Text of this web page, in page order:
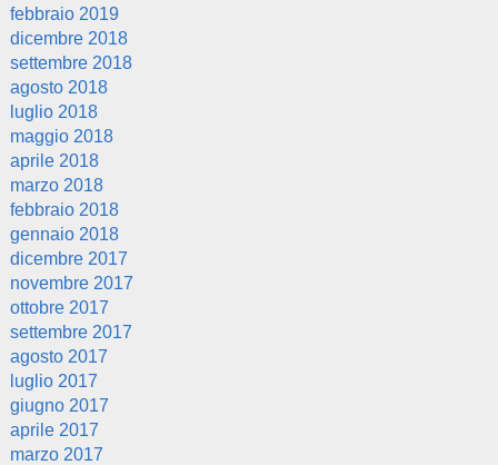
febbraio 2019
dicembre 2018
settembre 2018
agosto 2018
luglio 2018
maggio 2018
aprile 2018
marzo 2018
febbraio 2018
gennaio 2018
dicembre 2017
novembre 2017
ottobre 2017
settembre 2017
agosto 2017
luglio 2017
giugno 2017
aprile 2017
marzo 2017